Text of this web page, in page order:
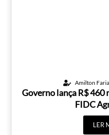
Amilton
Governo lança R$
FIDC
LER